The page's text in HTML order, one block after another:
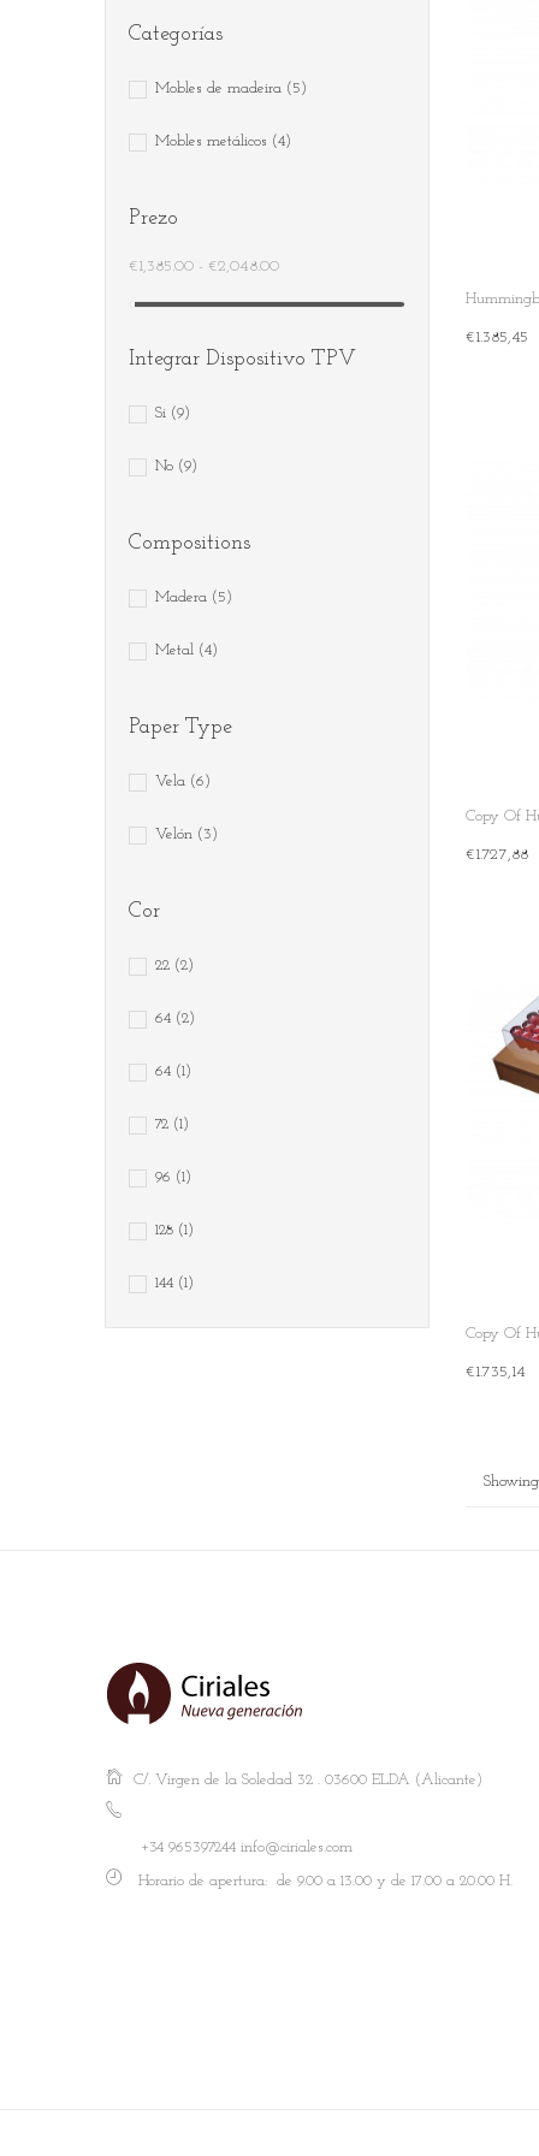
Categorías
Mobles de madeira (5)
Mobles metálicos (4)
Prezo
€1,385.00 - €2,048.00
Integrar Dispositivo TPV
Si (9)
No (9)
Compositions
Madera (5)
Metal (4)
Paper Type
Vela (6)
Velón (3)
Cor
22 (2)
64 (2)
64 (1)
72 (1)
96 (1)
128 (1)
144 (1)
€1.385,45
+ Add To Cart
Copy Of
€1.727,88
+ Add To Cart
Copy Of
€1.735,14
+ Add To Cart
C/. Virgen de la Soledad 32 . 03600 ELDA (Alicante)
+34 965397244 info@ciriales.com
Horario de apertura: de 9.00 a 13.00 y de 17.00 a 20.00 H.